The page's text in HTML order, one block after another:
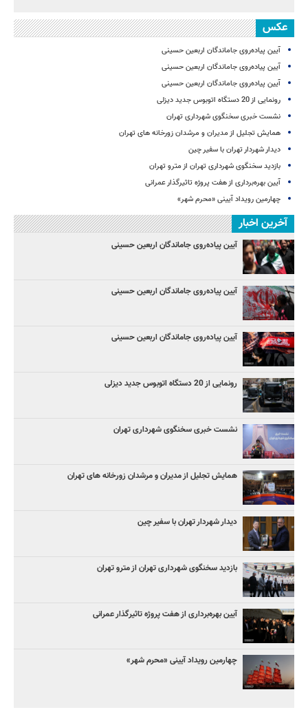
عکس
آیین پیاده‌روی جاماندگان اربعین حسینی
آیین پیاده‌روی جاماندگان اربعین حسینی
آیین پیاده‌روی جاماندگان اربعین حسینی
رونمایی از 20 دستگاه اتوبوس جدید دیزلی
نشست خبری سخنگوی شهرداری تهران
همایش تجلیل از مدیران و مرشدان زورخانه های تهران
دیدار شهردار تهران با سفیر چین
بازدید سخنگوی شهرداری تهران از مترو تهران
آیین‌ بهره‌برداری از هفت پروژه تاثیرگذار عمرانی
چهارمین رویداد آیینی «محرم شهر»
آخرین اخبار
آیین پیاده‌روی جاماندگان اربعین حسینی
آیین پیاده‌روی جاماندگان اربعین حسینی
آیین پیاده‌روی جاماندگان اربعین حسینی
رونمایی از 20 دستگاه اتوبوس جدید دیزلی
نشست خبری سخنگوی شهرداری تهران
همایش تجلیل از مدیران و مرشدان زورخانه های تهران
دیدار شهردار تهران با سفیر چین
بازدید سخنگوی شهرداری تهران از مترو تهران
آیین‌ بهره‌برداری از هفت پروژه تاثیرگذار عمرانی
چهارمین رویداد آیینی «محرم شهر»